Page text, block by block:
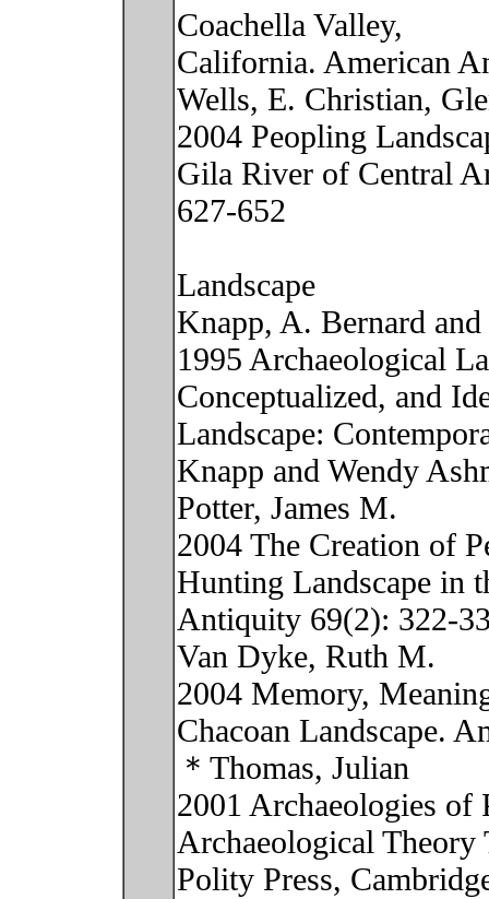
Coachella Valley,
California. American
Wells, E. Christian,
2004 Peopling
Gila River of Central
627-652
Landscape
Knapp, A. Bernard
1995 Archaeological
Conceptualized, and
Landscape:
Knapp and Wendy
Potter, James M.
2004 The Creation of
Hunting Landscape in
Antiquity 69(2): 322-
Van Dyke, Ruth M.
2004 Memory,
Chacoan Landscape.
＊Thomas, Julian
2001 Archaeologies of
Archaeological Theory
Polity Press,